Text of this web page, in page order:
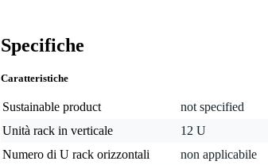
Specifiche
Caratteristiche
Sustainable product
not specified
Unità rack in verticale
12 U
Numero di U rack orizzontali
non applicabile